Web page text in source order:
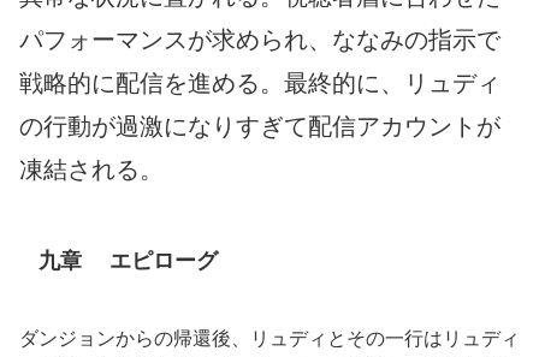
パフォーマンスが求められ、ななみの指示で
戦略的に配信を進める。最終的に、リュディ
の行動が過激になりすぎて配信アカウントが
凍結される。
九章 エピローグ
ダンジョンからの帰還後、リュディとその一行はリュディ